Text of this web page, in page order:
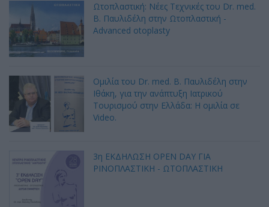
Ωτοπλαστική: Νέες Τεχνικές του Dr. med.
B. Παυλιδέλη στην Ωτοπλαστική -
Advanced otoplasty
Ομιλία του Dr. med. B. Παυλιδέλη στην
Ιθάκη, για την ανάπτυξη Ιατρικού
Τουρισμού στην Ελλάδα: Η ομιλία σε
Video.
3η ΕΚΔΗΛΩΣΗ OPEN DAY ΓΙΑ
ΡΙΝΟΠΛΑΣΤΙΚΗ - ΩΤΟΠΛΑΣΤΙΚΗ